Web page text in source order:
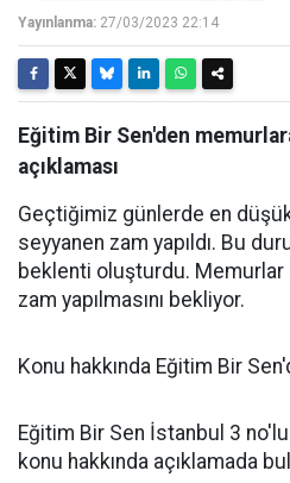
Yayınlanma: 27/03/2023 22:14
Eğitim Bir Sen'den
açıklaması
Geçtiğimiz günlerde en
seyyanen zam yapıldı. Bu
beklenti oluşturdu.
zam yapılmasını bekliyor.
Konu hakkında Eğitim Bir
Eğitim Bir Sen İstanbul 3
konu hakkında açıklamada